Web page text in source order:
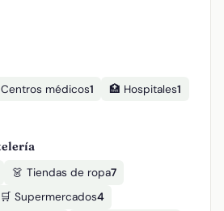
médicos1 🏥 Hospitales1
👗 Tiendas de ropa7
🛒 Supermercados4